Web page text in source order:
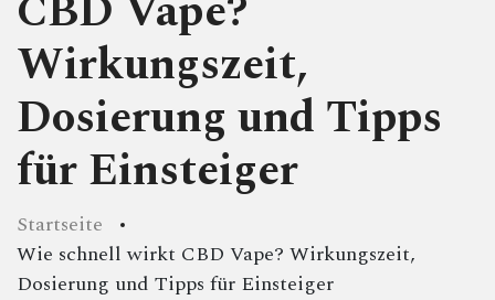
Wirkungszeit,
Dosierung und Tipps
für Einsteiger
Startseite
Wie schnell wirkt CBD Vape? Wirkungszeit,
Dosierung und Tipps für Einsteiger